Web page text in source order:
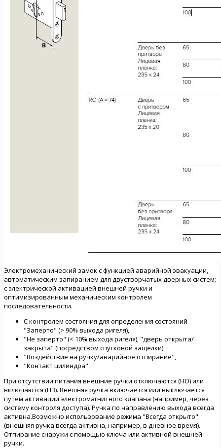
Электромеханический замок с функцией аварийной эвакуации,
автоматическим запиранием для двустворчатых дверных систем;
c электрической активацией внешней ручки и
оптимизированным механическим контролем
последовательности.
С контролем состояния для определения состояний
"Заперто" (> 90% выхода ригеля),
"Не заперто" (< 10% выхода ригеля), "дверь открыта/
закрыта" (посредством спусковой защелки),
"Воздействие на ручку/аварийное отпирание",
"Контакт цилиндра".
При отсутствии питания внешние ручки отключаются (НО) или
включаются (НЗ). Внешняя ручка включается или выключается
путем активации электромагнитного клапана (например, через
систему контроля доступа). Ручка по направлению выхода всегда
активна.Возможно использование режима "Всегда открыто"
(внешняя ручка всегда активна, например, в дневное время).
Отпирание снаружи с помощью ключа или активной внешней
ручки.